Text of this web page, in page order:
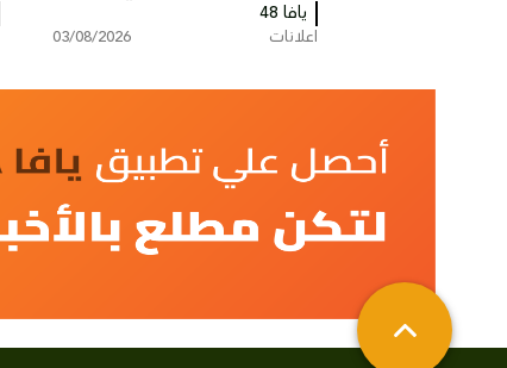
الفتاح محمد زبدة
يافا 48
اعلانات 03/08/2026